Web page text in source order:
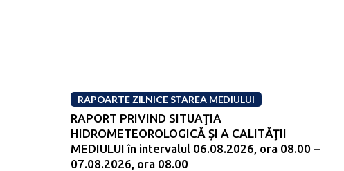
RAPOARTE ZILNICE STAREA MEDIULUI
RAPORT PRIVIND SITUAŢIA
HIDROMETEOROLOGICĂ ŞI A CALITĂŢII
MEDIULUI în intervalul 06.08.2026, ora 08.00 –
07.08.2026, ora 08.00